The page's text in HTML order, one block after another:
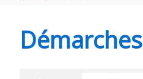
Démarches